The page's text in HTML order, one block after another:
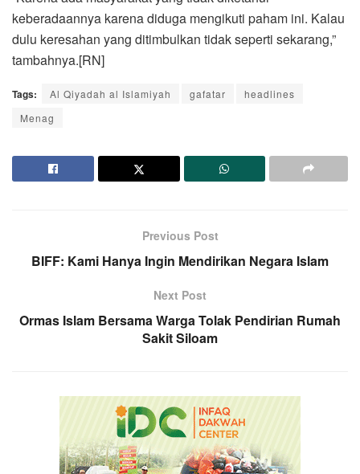
keberadaannya karena diduga mengikuti paham ini. Kalau
dulu keresahan yang ditimbulkan tidak seperti sekarang,”
tambahnya.[RN]
Tags: Al Qiyadah al Islamiyah gafatar
headlines
Menag
Previous Post
BIFF: Kami Hanya Ingin Mendirikan Negara Islam
Next Post
Ormas Islam Bersama Warga Tolak Pendirian Rumah
Sakit Siloam